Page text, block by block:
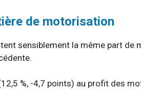
de motorisation
sensiblement la même part de
%, -4,7 points) au profit des